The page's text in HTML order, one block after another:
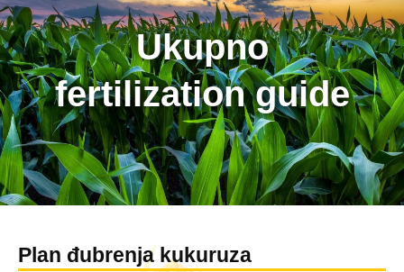
Ukupno
fertilization guide
Plan đubrenja kukuruza